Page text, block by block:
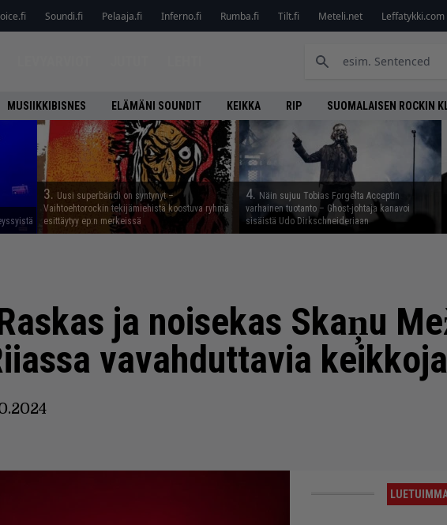
Soundi.fi Pelaaja.fi Inferno.fi Rumba.fi Tilt.fi Meteli.net Leffatykki.com
MUSIIKKIBISNES ELÄMÄNI SOUNDIT KEIKKA RIP SUOMALAISEN ROCKIN
3. Uusi superbändi on syntynyt –
Vaihtoehtorockin tekijämiehistä koostuva ryhmä
esittäytyy ep:n merkeissä
4. Näin sujuu Tobias Forgelta Acceptin
varhainen tuotanto – Ghost-johtaja kanavoi
sisäistä Udo Dirkschneideriaan
ja noisekas Skaņu
vavahduttavia keikkoja